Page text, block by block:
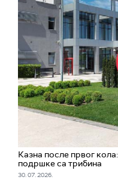
Казна после првог
подршке са трибина
30. 07. 2026.